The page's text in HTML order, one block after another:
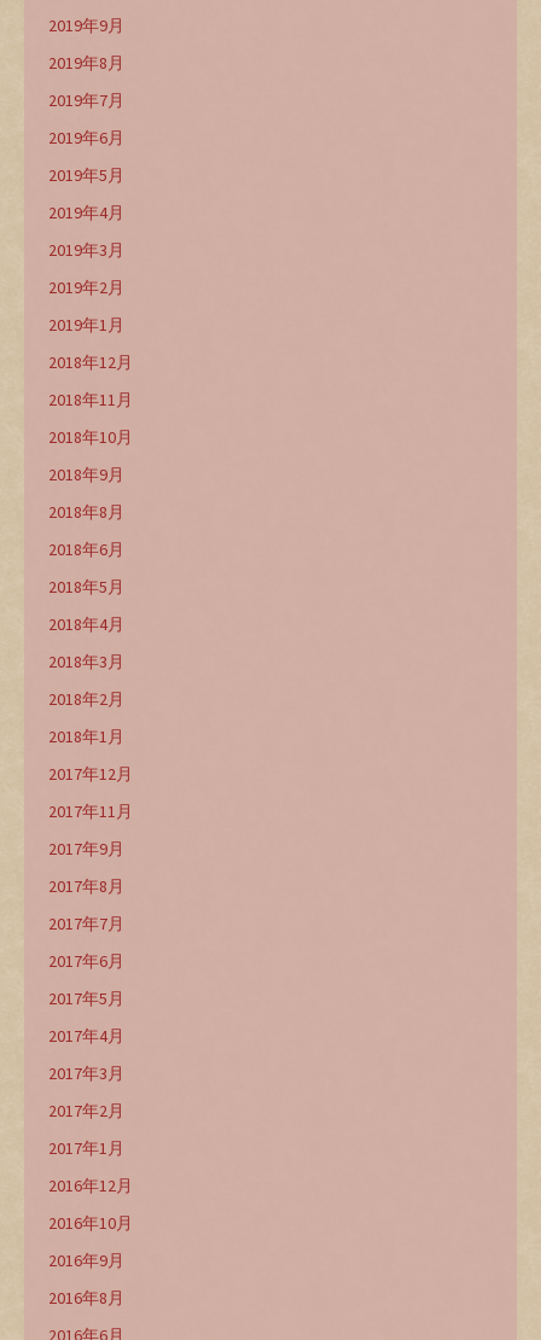
2019年9月
2019年8月
2019年7月
2019年6月
2019年5月
2019年4月
2019年3月
2019年2月
2019年1月
2018年12月
2018年11月
2018年10月
2018年9月
2018年8月
2018年6月
2018年5月
2018年4月
2018年3月
2018年2月
2018年1月
2017年12月
2017年11月
2017年9月
2017年8月
2017年7月
2017年6月
2017年5月
2017年4月
2017年3月
2017年2月
2017年1月
2016年12月
2016年10月
2016年9月
2016年8月
2016年6月